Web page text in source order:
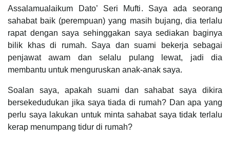
Assalamualaikum Dato’ Seri Mufti. Saya ada seorang
sahabat baik (perempuan) yang masih bujang, dia terlalu
rapat dengan saya sehinggakan saya sediakan baginya
bilik khas di rumah. Saya dan suami bekerja sebagai
penjawat awam dan selalu pulang lewat, jadi dia
membantu untuk menguruskan anak-anak saya.
Soalan saya, apakah suami dan sahabat saya dikira
bersekedudukan jika saya tiada di rumah? Dan apa yang
perlu saya lakukan untuk minta sahabat saya tidak terlalu
kerap menumpang tidur di rumah?